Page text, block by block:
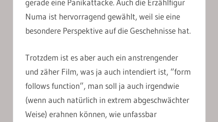
gerade eine Panikattacke. Auch die Erzählfigur
Numa ist hervorragend gewählt, weil sie eine
besondere Perspektive auf die Geschehnisse hat.
Trotzdem ist es aber auch ein anstrengender
und zäher Film, was ja auch intendiert ist, “form
follows function”, man soll ja auch irgendwie
(wenn auch natürlich in extrem abgeschwächter
Weise) erahnen können, wie unfassbar